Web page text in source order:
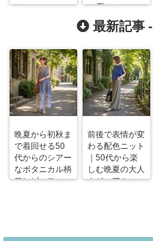
ーデ
最新記事 -
晩夏から初秋ま
で着回せる50
代からのシアー
なボタニカル柄
ワンピースコー
前後で表情が変
わる配色ニット
｜50代から楽
しむ晩夏の大人
カジュアルコー